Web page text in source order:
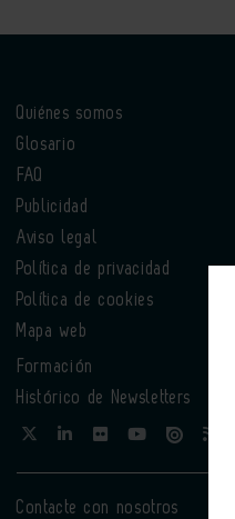
Quiénes somos
Glosario
FAQ
Publicidad
Aviso legal
Política de privacidad
Política de cookies
Mapa web
Formación
Histórico de Newsletters
Contacte con nosotros